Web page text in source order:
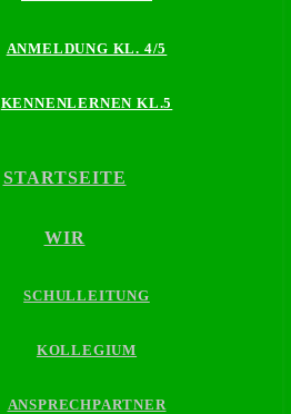
ANMELDUNG KL. 4/5
KENNENLERNEN KL.5
STARTSEITE
WIR
SCHULLEITUNG
KOLLEGIUM
ANSPRECHPARTNER